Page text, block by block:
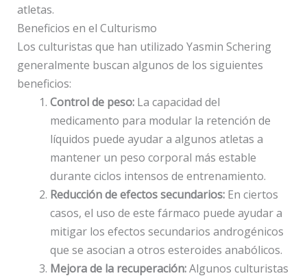
atletas.
Beneficios en el Culturismo
Los culturistas que han utilizado Yasmin Schering
generalmente buscan algunos de los siguientes
beneficios:
Control de peso:La capacidad del
medicamento para modular la retención de
líquidos puede ayudar a algunos atletas a
mantener un peso corporal más estable
durante ciclos intensos de entrenamiento.
Reducción de efectos secundarios:En ciertos
casos, el uso de este fármaco puede ayudar a
mitigar los efectos secundarios androgénicos
que se asocian a otros esteroides anabólicos.
Mejora de la recuperación:Algunos culturistas